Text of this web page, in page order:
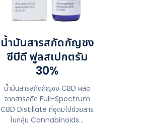
น้ำมันสารสกัดกัญชง
ซีบีดี ฟูลสเปกตรัม
30%
น้ำมันสารสกัดกัญชง CBD ผลิต
จากสารสกัด Full-Spectrum
CBD Distillate ที่อุดมไปด้วยสาร
ในกลุ่ม Cannabinoids...